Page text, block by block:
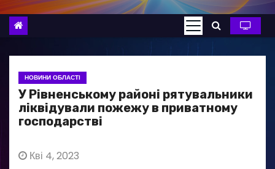
НОВИНИ ОБЛАСТІ
У Рівненському районі рятувальники
ліквідували пожежу в приватному
господарстві
Кві 4, 2023